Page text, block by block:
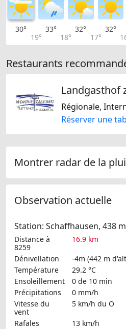
30°
19°
33°
18°
32°
17°
32°
Restaurants
Régionale,
Réserver une
Montrer radar de la
Observation actuelle
Station: Schaffhausen, 438
Distance à
8259
16.9 km
Dénivellation
-4m (442 m
Température
29.2 °C
Ensoleillement
0 de 10 min
Précipitations
0 mm/h
Vitesse du
vent
5 km/h du O
Rafales
13 km/h